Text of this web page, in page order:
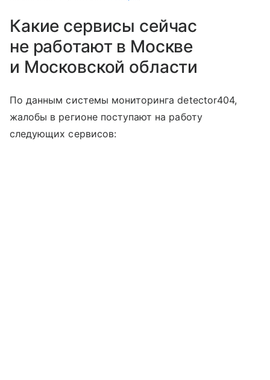
Какие сервисы сейчас
не работают в Москве
и Московской области
По данным системы мониторинга detector404,
жалобы в регионе поступают на работу
следующих сервисов: